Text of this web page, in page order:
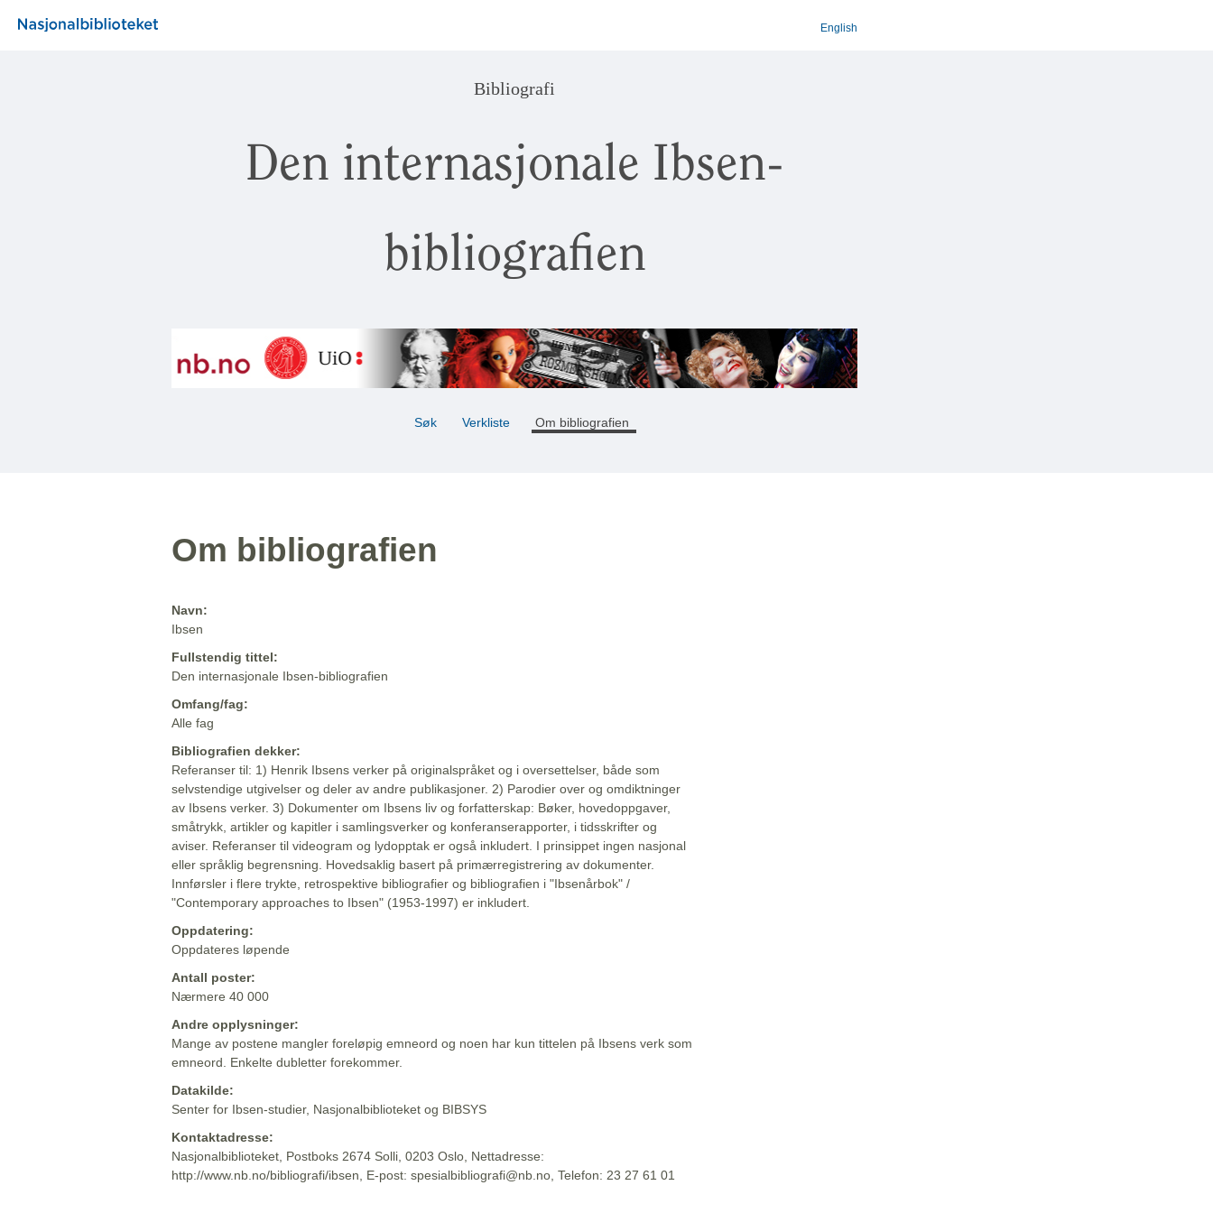
English
Bibliografi
Den internasjonale Ibsen-
bibliografien
Søk Verkliste Om bibliografien
Om bibliografien
Navn:
Ibsen
Fullstendig tittel:
Den internasjonale Ibsen-bibliografien
Omfang/fag:
Alle fag
Bibliografien dekker:
Referanser til: 1) Henrik Ibsens verker på originalspråket og i oversettelser, både som
selvstendige utgivelser og deler av andre publikasjoner. 2) Parodier over og omdiktninger
av Ibsens verker. 3) Dokumenter om Ibsens liv og forfatterskap: Bøker, hovedoppgaver,
småtrykk, artikler og kapitler i samlingsverker og konferanserapporter, i tidsskrifter og
aviser. Referanser til videogram og lydopptak er også inkludert. I prinsippet ingen nasjonal
eller språklig begrensning. Hovedsaklig basert på primærregistrering av dokumenter.
Innførsler i flere trykte, retrospektive bibliografier og bibliografien i "Ibsenårbok" /
"Contemporary approaches to Ibsen" (1953-1997) er inkludert.
Oppdatering:
Oppdateres løpende
Antall poster:
Nærmere 40 000
Andre opplysninger:
Mange av postene mangler foreløpig emneord og noen har kun tittelen på Ibsens verk som
emneord. Enkelte dubletter forekommer.
Datakilde:
Senter for Ibsen-studier, Nasjonalbiblioteket og BIBSYS
Kontaktadresse:
Nasjonalbiblioteket, Postboks 2674 Solli, 0203 Oslo, Nettadresse:
http://www.nb.no/bibliografi/ibsen, E-post: spesialbibliografi@nb.no, Telefon: 23 27 61 01